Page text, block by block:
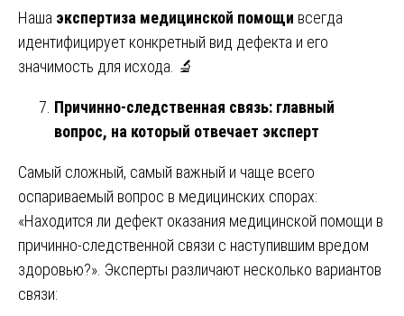
Наша экспертиза медицинской помощи всегда
идентифицирует конкретный вид дефекта и его
значимость для исхода. 🔬
Причинно-следственная связь: главный
вопрос, на который отвечает эксперт
Самый сложный, самый важный и чаще всего
оспариваемый вопрос в медицинских спорах:
«Находится ли дефект оказания медицинской помощи в
причинно-следственной связи с наступившим вредом
здоровью?». Эксперты различают несколько вариантов
связи: